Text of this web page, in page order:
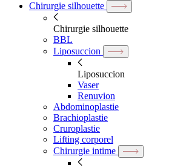
Chirurgie silhouette
Chirurgie silhouette
BBL
Liposuccion
Liposuccion
Vaser
Renuvion
Abdominoplastie
Brachioplastie
Cruroplastie
Lifting corporel
Chirurgie intime